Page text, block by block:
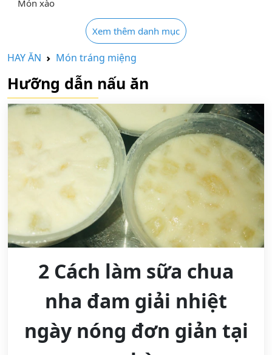
Món xào
Xem thêm danh mục
HAY ĂN Món tráng miệng
Hưỡng dẫn nấu ăn
2 Cách làm sữa chua
nha đam giải nhiệt
ngày nóng đơn giản tại